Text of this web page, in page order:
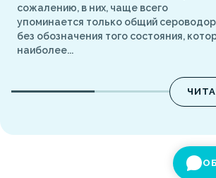
сожалению, в них, чаще всего
упоминается только общий
без обозначения того состояния,
наиболее...